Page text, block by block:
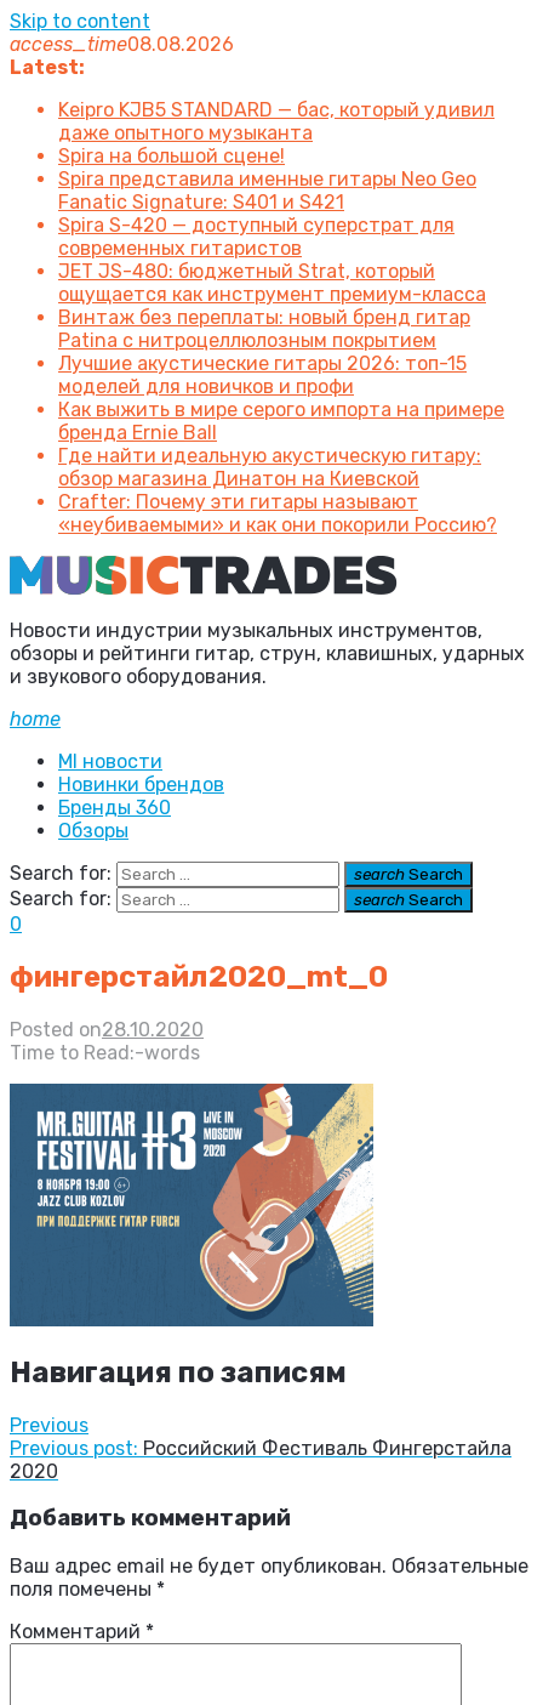
Skip to content
access_time08.08.2026
Latest:
Keipro KJB5 STANDARD — бас, который удивил
даже опытного музыканта
Spira на большой сцене!
Spira представила именные гитары Neo Geo
Fanatic Signature: S401 и S421
Spira S-420 — доступный суперстрат для
современных гитаристов
JET JS-480: бюджетный Strat, который
ощущается как инструмент премиум-класса
Винтаж без переплаты: новый бренд гитар
Patina с нитроцеллюлозным покрытием
Лучшие акустические гитары 2026: топ-15
моделей для новичков и профи
Как выжить в мире серого импорта на примере
бренда Ernie Ball
Где найти идеальную акустическую гитару:
обзор магазина Динатон на Киевской
Crafter: Почему эти гитары называют
«неубиваемыми» и как они покорили Россию?
Новости индустрии музыкальных инструментов,
обзоры и рейтинги гитар, струн, клавишных, ударных
и звукового оборудования.
home
MI новости
Новинки брендов
Бренды 360
Обзоры
Search for:
search Search
Search for: search Search
0
фингерстайл2020_mt_0
Posted on28.10.2020
Time to Read:-words
Навигация по записям
Previous
Previous post: Российский Фестиваль Фингерстайла
2020
Добавить комментарий
Ваш адрес email не будет опубликован. Обязательные
поля помечены *
Комментарий *